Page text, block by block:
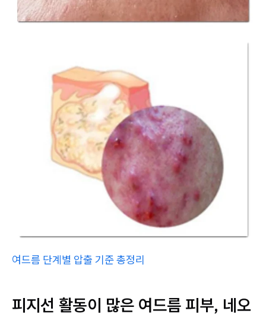
여드름 단계별 압출 기준 총정리
피지선 활동이 많은 여드름 피부, 네오